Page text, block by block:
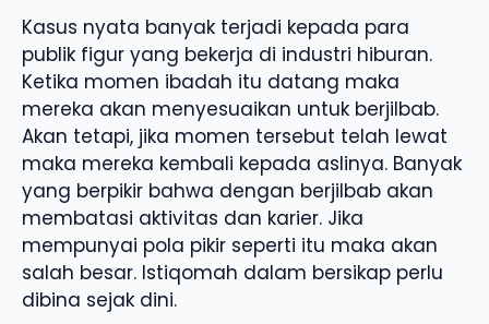
Kasus nyata banyak terjadi kepada para
publik figur yang bekerja di industri hiburan.
Ketika momen ibadah itu datang maka
mereka akan menyesuaikan untuk berjilbab.
Akan tetapi, jika momen tersebut telah lewat
maka mereka kembali kepada aslinya. Banyak
yang berpikir bahwa dengan berjilbab akan
membatasi aktivitas dan karier. Jika
mempunyai pola pikir seperti itu maka akan
salah besar. Istiqomah dalam bersikap perlu
dibina sejak dini.